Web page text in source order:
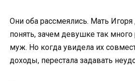
Они оба рассмеялись. Мать Игоря
понять, зачем девушке так много
муж. Но когда увидела их
доходы, перестала задавать